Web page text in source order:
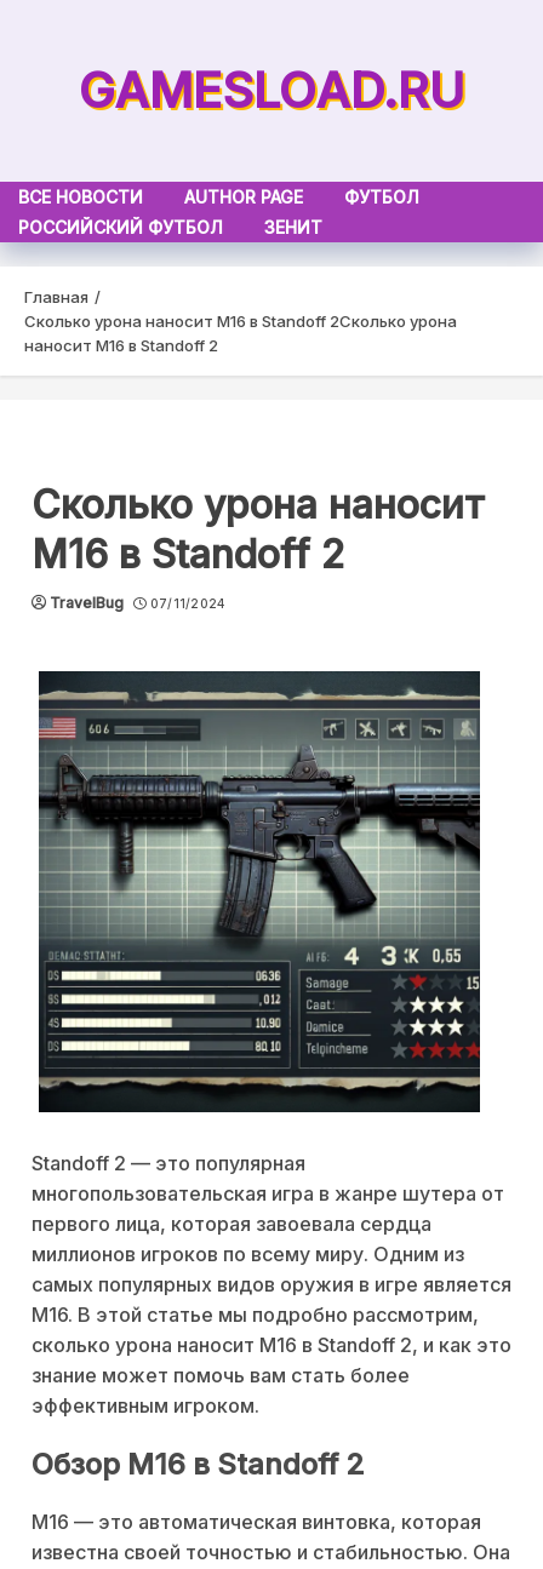
GAMESLOAD.RU
ВСЕ НОВОСТИ AUTHOR PAGE
ФУТБОЛ
РОССИЙСКИЙ ФУТБОЛ
ЗЕНИТ
Главная
Сколько урона наносит M16 в Standoff 2Сколько урона
наносит M16 в Standoff 2
Сколько урона наносит
M16 в Standoff 2
TravelBug 07/11/2024
Standoff 2 — это популярная
многопользовательская игра в жанре шутера от
первого лица, которая завоевала сердца
миллионов игроков по всему миру. Одним из
самых популярных видов оружия в игре является
M16. В этой статье мы подробно рассмотрим,
сколько урона наносит M16 в Standoff 2, и как это
знание может помочь вам стать более
эффективным игроком.
Обзор M16 в Standoff 2
M16 — это автоматическая винтовка, которая
известна своей точностью и стабильностью. Она